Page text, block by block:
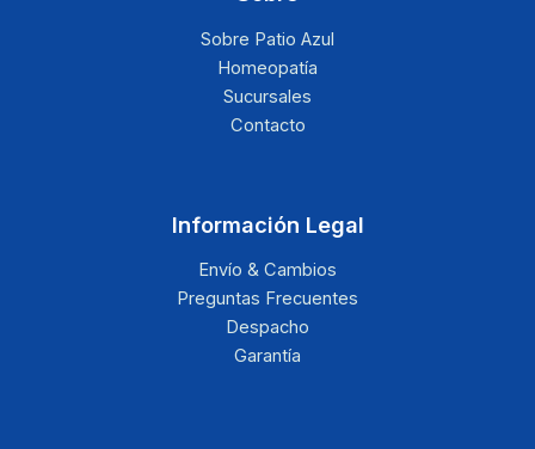
Sobre Patio Azul
Homeopatía
Sucursales
Contacto
Información Legal
Envío & Cambios
Preguntas Frecuentes
Despacho
Garantía